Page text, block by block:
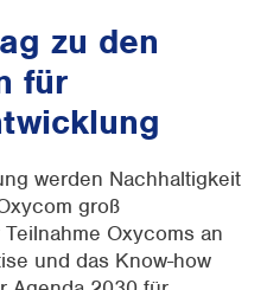
zu den
für
werden Nachhaltigkeit
groß
Oxycoms an
und das Know-how